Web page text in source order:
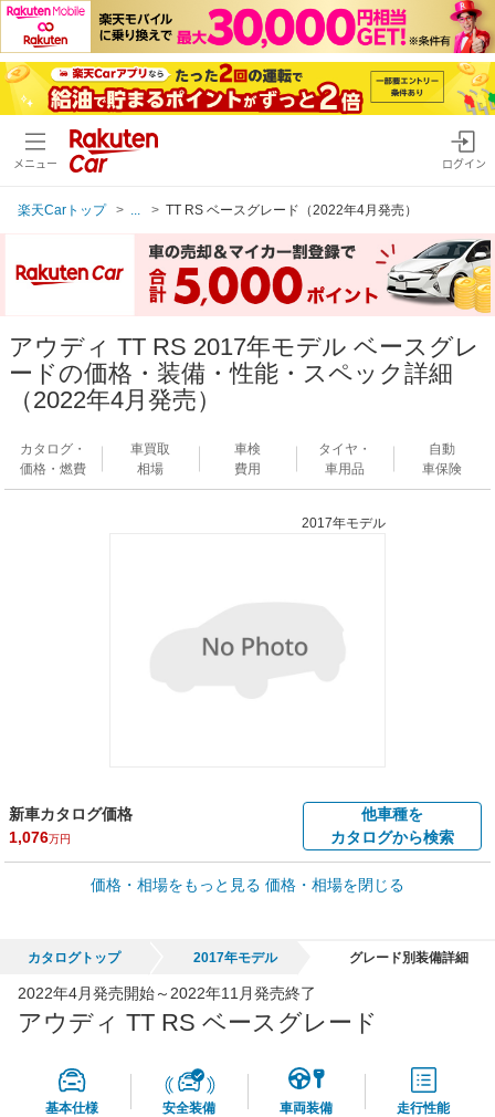
メニュー ログイン
楽天Carトップ TT RS ベースグレード（2022年4月発売）
アウディ TT RS 2017年モデル ベースグレ
ードの価格・装備・性能・スペック詳細
（2022年4月発売）
カタログ・
価格・燃費
車買取
相場
車検
費用
タイヤ・
車用品
自動
車保険
2017年モデル
新車カタログ価格
1,076万円
他車種を
カタログから検索
車買取価格 *
車買取相場
65,050円
価格・相場をもっと見る 価格・相場を閉じる
カタログトップ 2017年モデル グレード別装備詳細
2022年4月発売開始～2022年11月発売終了
アウディ TT RS ベースグレード
基本仕様 安全装備 車両装備 走行性能